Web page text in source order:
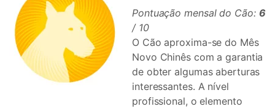
Pontuação mensal do Cão: 6
/ 10
O Cão aproxima-se do Mês
Novo Chinês com a garantia
de obter algumas aberturas
interessantes. A nível
profissional, o elemento